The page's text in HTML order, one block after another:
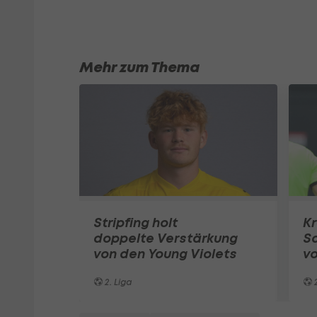
Mehr zum Thema
Stripfing holt
doppelte Verstärkung
von den Young Violets
2. Liga